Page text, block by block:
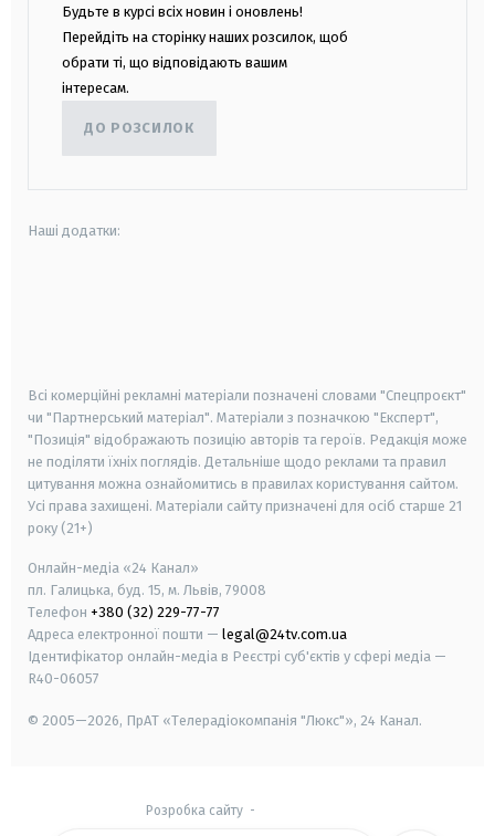
Будьте в курсі всіх новин і оновлень!
Перейдіть на сторінку наших розсилок, щоб
обрати ті, що відповідають вашим
інтересам.
ДО РОЗСИЛОК
Наші додатки:
Всі комерційні рекламні матеріали позначені словами "Спецпроєкт"
чи "Партнерський матеріал". Матеріали з позначкою "Експерт",
"Позиція" відображають позицію авторів та героїв. Редакція може
не поділяти їхніх поглядів. Детальніше щодо реклами та правил
цитування можна ознайомитись в правилах користування сайтом.
Усі права захищені. Матеріали сайту призначені для осіб старше 21
року (21+)
Онлайн-медіа «24 Канал»
пл. Галицька, буд. 15, м. Львів, 79008
Телефон +380 (32) 229-77-77
Адреса електронної пошти — legal@24tv.com.ua
Ідентифікатор онлайн-медіа в Реєстрі суб'єктів у сфері медіа —
R40-06057
© 2005—2026, ПрАТ «Телерадіокомпанія "Люкс"», 24 Канал.
Розробка сайту-